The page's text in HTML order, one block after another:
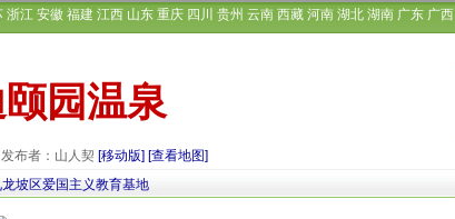
浙江 安徽 福建 江西 山东 重庆 四川 贵州 云南 西藏 河南 湖北 湖南 广东 广西
颐园温泉
布者：山人契 [移动版] [查看地图]
龙坡区爱国主义教育基地